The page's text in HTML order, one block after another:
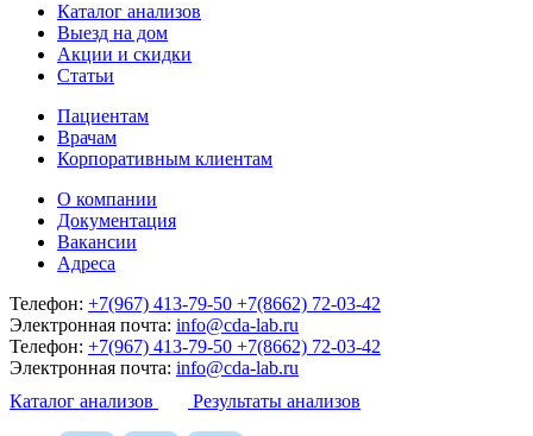
Каталог анализов
Выезд на дом
Акции и скидки
Статьи
Пациентам
Врачам
Корпоративным клиентам
О компании
Документация
Вакансии
Адреса
Телефон: +7(967) 413-79-50 +7(8662) 72-03-42
Электронная почта: info@cda-lab.ru
Телефон: +7(967) 413-79-50 +7(8662) 72-03-42
Электронная почта: info@cda-lab.ru
Каталог анализов
Результаты анализов